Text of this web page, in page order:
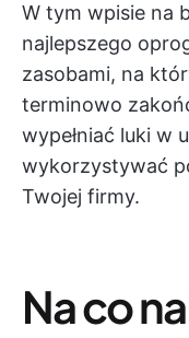
W tym wpisie na
najlepszego
zasobami, na
terminowo
wypełniać luki w
wykorzystywać
Twojej firmy.
Na co